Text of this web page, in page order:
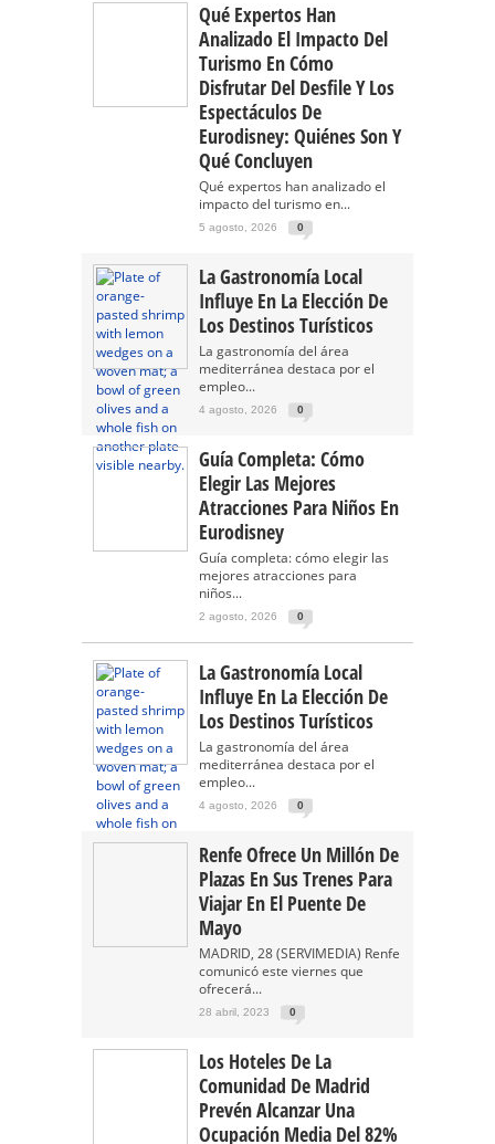
Qué Expertos Han
Analizado El Impacto Del
Turismo En Cómo
Disfrutar Del Desfile Y Los
Espectáculos De
Eurodisney: Quiénes Son Y
Qué Concluyen
Qué expertos han analizado el
impacto del turismo en...
5 agosto, 2026 0
La Gastronomía Local
Influye En La Elección De
Los Destinos Turísticos
La gastronomía del área
mediterránea destaca por el
empleo...
4 agosto, 2026 0
Guía Completa: Cómo
Elegir Las Mejores
Atracciones Para Niños En
Eurodisney
Guía completa: cómo elegir las
mejores atracciones para
niños...
2 agosto, 2026 0
La Gastronomía Local
Influye En La Elección De
Los Destinos Turísticos
La gastronomía del área
mediterránea destaca por el
empleo...
4 agosto, 2026 0
Renfe Ofrece Un Millón De
Plazas En Sus Trenes Para
Viajar En El Puente De
Mayo
MADRID, 28 (SERVIMEDIA) Renfe
comunicó este viernes que
ofrecerá...
28 abril, 2023 0
Los Hoteles De La
Comunidad De Madrid
Prevén Alcanzar Una
Ocupación Media Del 82%